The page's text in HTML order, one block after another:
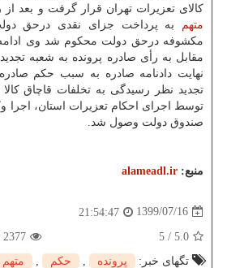
کالای تعزیرات تهران قرار گرفت و بعد
متهم به پرداخت جزای نقدی درحق
مکشوفه درحق دولت محکوم شد وی ادامه
مقابل به رأی صادره پرونده به شعبه
نهایت دادنامه صادره به سبب حکم
تجدید نظر رسیدگی به تخلفات قاچاق
توسط اجرای احکام تعزیرات استان، اجرا
صندوق دولت وصول شد.
منبع: alameadl.ir
1399/07/16
21:54:47
5.0
/
5
2377
تگهای خبر:
پرونده حكم متهم